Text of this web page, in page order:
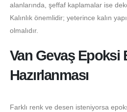
alanlarında, şeffaf kaplamalar ise
Kalınlık önemlidir; yeterince kalın
olmalıdır.
Van Gevaş Epoksi
Hazırlanması
Farklı renk ve desen isteniyorsa